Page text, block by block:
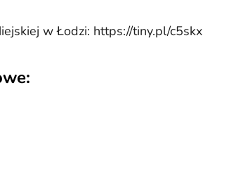
w Łodzi: https://tiny.pl/c5skx